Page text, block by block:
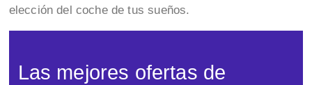
elección del coche de tus sueños.
Las mejores ofertas de